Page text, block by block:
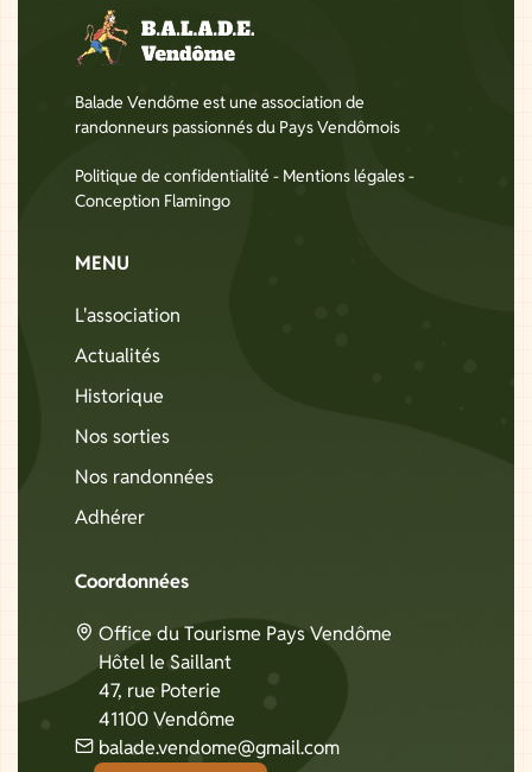
Balade Vendôme est une association de
randonneurs passionnés du Pays Vendômois
Politique de confidentialité - Mentions légales-
Conception Flamingo
MENU
L'association
Actualités
Historique
Nos sorties
Nos randonnées
Adhérer
Coordonnées
Office du Tourisme Pays Vendôme
Hôtel le Saillant
47, rue Poterie
41100 Vendôme
balade.vendome@gmail.com